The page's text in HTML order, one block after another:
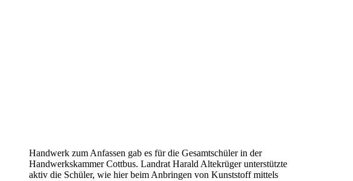
Handwerk zum Anfassen gab es für die Gesamtschüler in der
Handwerkskammer Cottbus. Landrat Harald Altekrüger unterstützte
aktiv die Schüler, wie hier beim Anbringen von Kunststoff mittels